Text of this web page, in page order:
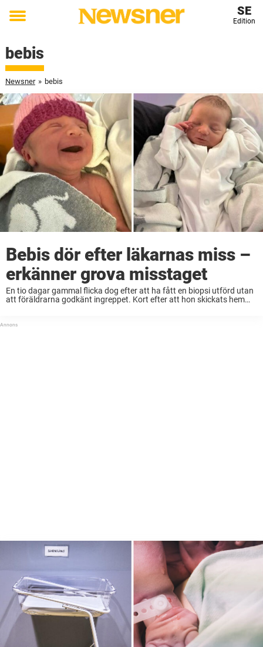
Toggle
SE
Edition
bebis
Newsner » bebis
Bebis dör efter läkarnas miss –
erkänner grova misstaget
En tio dagar gammal flicka dog efter att ha fått en biopsi utförd utan
att föräldrarna godkänt ingreppet. Kort efter att hon skickats hem